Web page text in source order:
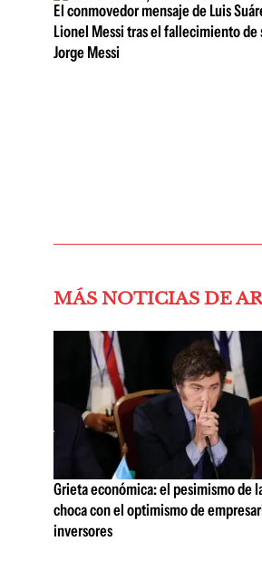
El conmovedor mensaje de Luis
Lionel Messi tras el fallecimiento de
Jorge Messi
MÁS NOTICIAS DE
Grieta económica: el pesimismo de
choca con el optimismo de
inversores